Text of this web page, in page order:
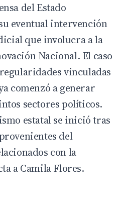
del Estado
eventual intervención
que involucra a la
Nacional. El caso
vinculadas
comenzó a generar
sectores políticos.
estatal se inició tras
del
con la
a Camila Flores.